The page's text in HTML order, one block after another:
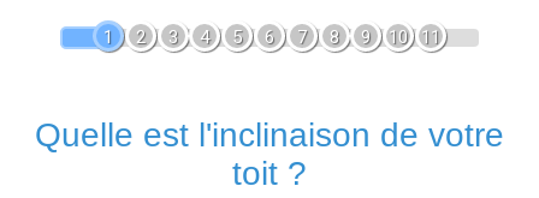
1 2 3 4 5 6 7 8 9 10 11
Quelle est l'inclinaison de votre
toit ?